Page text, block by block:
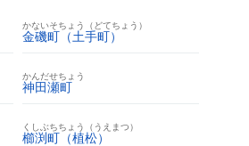
かないそちょう（どてちょう）
金磯町（土手町）
かんだせちょう
神田瀬町
くしぶちちょう（うえまつ）
櫛渕町（植松）